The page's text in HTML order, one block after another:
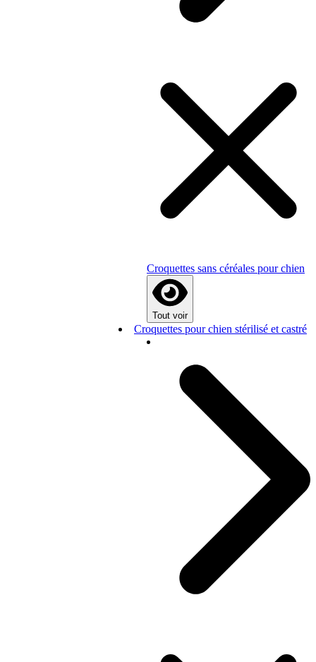
Croquettes sans céréales pour chien
Tout voir
Croquettes pour chien stérilisé et castré